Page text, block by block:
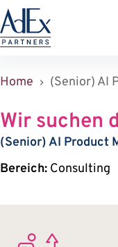
Zum
Inhalt
springen
Home (Senior) AI
Wir suchen
(Senior) AI Product
Bereich: Consulting